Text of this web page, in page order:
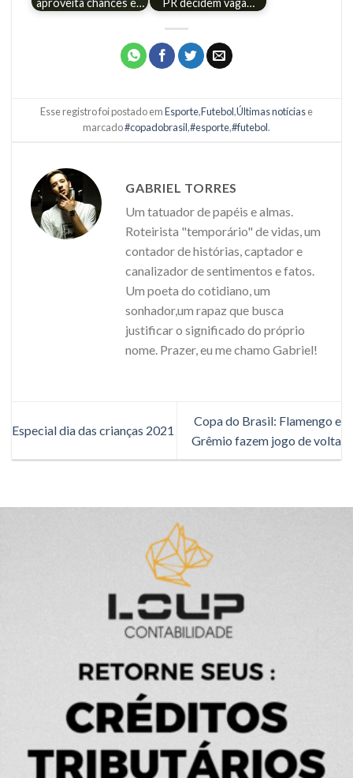
aproveita chances e…
PR decidem vaga…
Esse registro foi postado emEsporte,Futebol,Últimas notíciase
marcado#copadobrasil,#esporte,#futebol.
GABRIEL TORRES
Um tatuador de papéis e almas.
Roteirista "temporário" de vidas, um
contador de histórias, captador e
canalizador de sentimentos e fatos.
Um poeta do cotidiano, um
sonhador,um rapaz que busca
justificar o significado do próprio
nome. Prazer, eu me chamo Gabriel!
Especial dia das crianças 2021
Copa do Brasil: Flamengo e
Grêmio fazem jogo de volta